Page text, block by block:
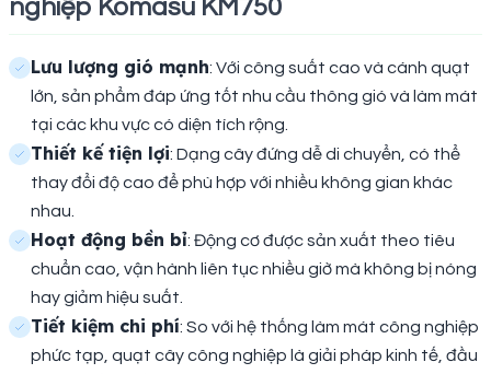
nghiệp Komasu KM750
Lưu lượng gió mạnh: Với công suất cao và cánh quạt
lớn, sản phẩm đáp ứng tốt nhu cầu thông gió và làm mát
tại các khu vực có diện tích rộng.
Thiết kế tiện lợi: Dạng cây đứng dễ di chuyển, có thể
thay đổi độ cao để phù hợp với nhiều không gian khác
nhau.
Hoạt động bền bỉ: Động cơ được sản xuất theo tiêu
chuẩn cao, vận hành liên tục nhiều giờ mà không bị nóng
hay giảm hiệu suất.
Tiết kiệm chi phí: So với hệ thống làm mát công nghiệp
phức tạp, quạt cây công nghiệp là giải pháp kinh tế, đầu